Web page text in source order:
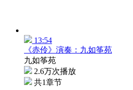
13:54
《赤伶》演奏：九如筝苑
九如筝苑
2.6万次播放
共1章节